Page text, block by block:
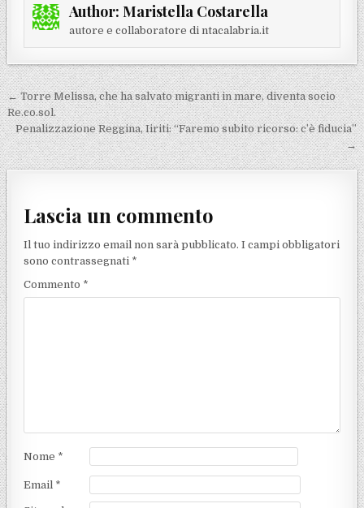
Author: Maristella Costarella
autore e collaboratore di ntacalabria.it
Navigazione articoli
← Torre Melissa, che ha salvato migranti in mare, diventa socio
Re.co.sol.
Penalizzazione Reggina, Iiriti: “Faremo subito ricorso: c’è fiducia”
→
Lascia un commento
Il tuo indirizzo email non sarà pubblicato. I campi obbligatori
sono contrassegnati *
Commento *
Nome *
Email *